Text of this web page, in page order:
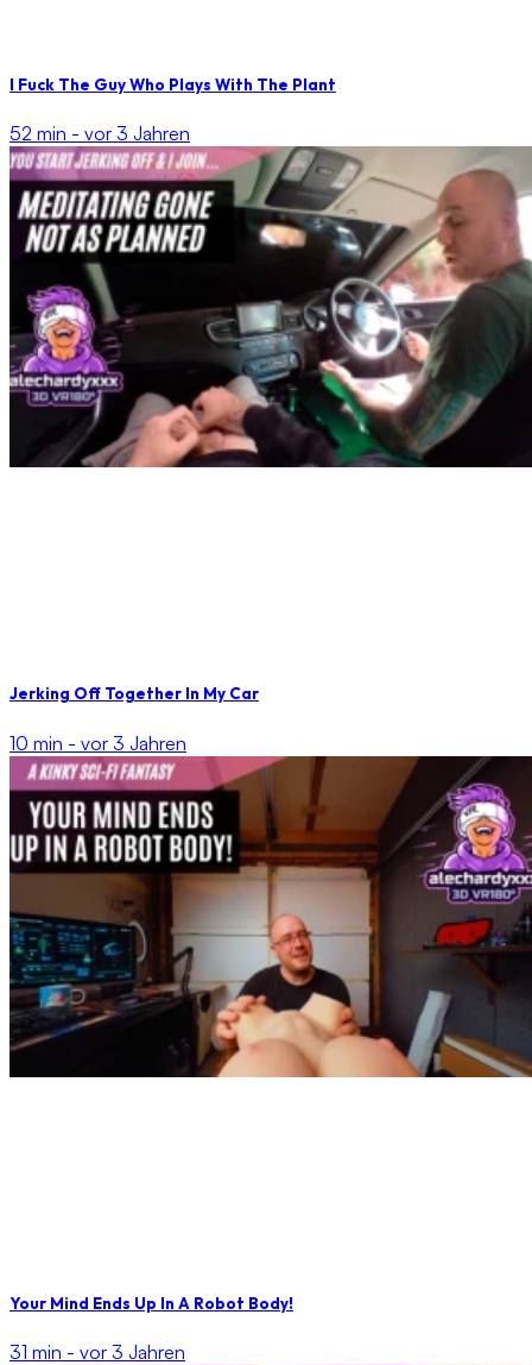
I Fuck The Guy Who Plays With The Plant
52 min - vor 3 Jahren
Jerking Off Together In My Car
10 min - vor 3 Jahren
Your Mind Ends Up In A Robot Body!
31 min - vor 3 Jahren